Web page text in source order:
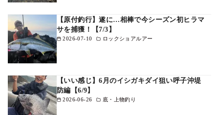
2026-07-10 ロックショアルアー
【原付釣行】遂に…相棒で今シーズン初ヒラマ
サを捕獲！【7/3】
2026-06-26 底・上物釣り
【いい感じ】6月のイシガキダイ狙い呼子沖堤
防編【6/9】